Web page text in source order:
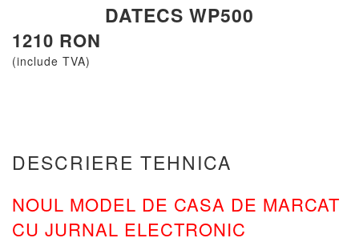
DATECS WP500
1210 RON
(include TVA)
DESCRIERE TEHNICA
NOUL MODEL DE CASA DE MARCAT
CU JURNAL ELECTRONIC